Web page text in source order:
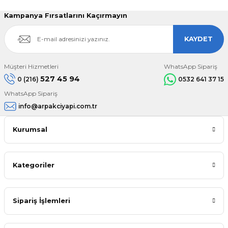
Kampanya Fırsatlarını Kaçırmayın
KAYDET
Müşteri Hizmetleri
0 (216) 527 45 94
WhatsApp Sipariş
0532 641 37 15
WhatsApp Sipariş
info@arpakciyapi.com.tr
Kurumsal
Kategoriler
Sipariş İşlemleri